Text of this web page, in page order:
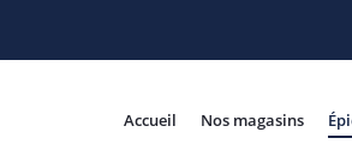
Accueil Nos magasins